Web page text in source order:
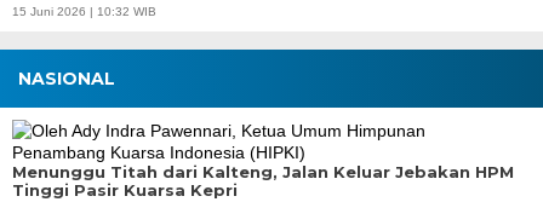
15 Juni 2026 | 10:32 WIB
NASIONAL
Menunggu Titah dari Kalteng, Jalan Keluar Jebakan HPM
Tinggi Pasir Kuarsa Kepri